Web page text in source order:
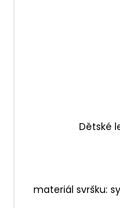
Dětské
materiál svršku: